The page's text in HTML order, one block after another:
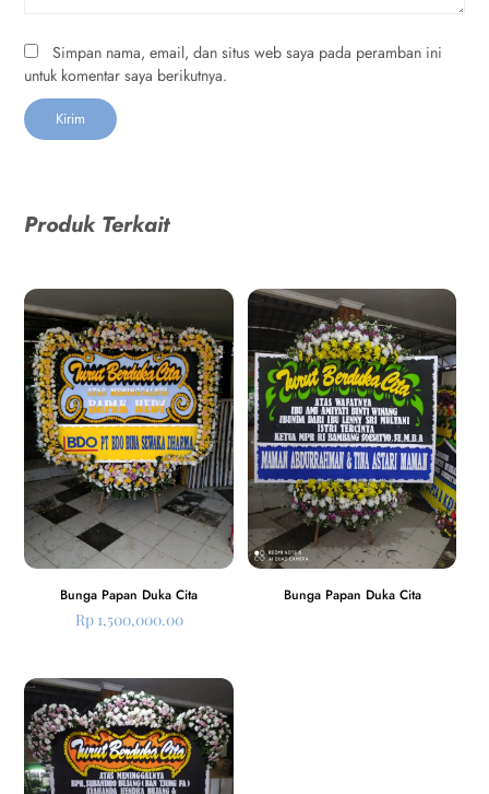
Simpan nama, email, dan situs web saya pada peramban ini
untuk komentar saya berikutnya.
Produk Terkait
Bunga Papan Duka Cita
Rp1,500,000.00
Bunga Papan Duka Cita